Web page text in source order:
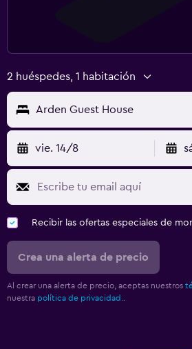
2 huéspedes, 1 habitación
Arden Guest House
vie. 14/8
Recibir las ofertas especiales de
Crea una alerta de precio
Al crear una alerta de precio, aceptas nuestros
nuestra política de privacidad.